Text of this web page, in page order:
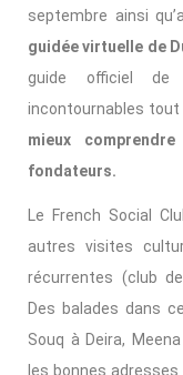
septembre ainsi
guidée virtuelle de
guide officiel de
incontournables
mieux
fondateurs.
Le French Social
autres visites
récurrentes (club
Des balades dans
Souq à Deira,
les bonnes